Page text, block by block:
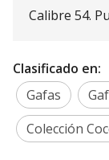
Calibre 54.
Clasificado en:
Gafas
Colección